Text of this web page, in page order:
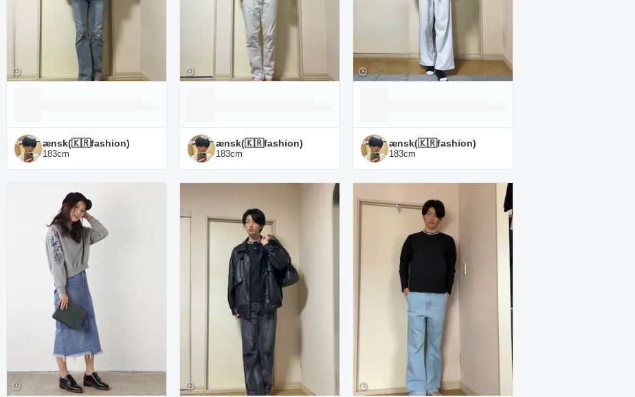
ænsk(🇰🇷fashion)
183cm
ænsk(🇰🇷fashion)
183cm
ænsk(🇰🇷fashion)
183cm